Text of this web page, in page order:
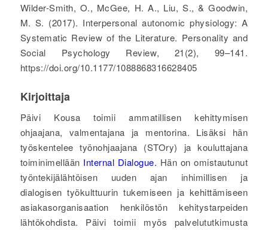
Wilder-Smith, O., McGee, H. A., Liu, S., & Goodwin,
M. S. (2017). Interpersonal autonomic physiology: A
Systematic Review of the Literature. Personality and
Social Psychology Review, 21(2), 99–141.
https://doi.org/10.1177/1088868316628405
Kirjoittaja
Päivi Kousa toimii ammatillisen kehittymisen
ohjaajana, valmentajana ja mentorina. Lisäksi hän
työskentelee työnohjaajana (STOry) ja kouluttajana
toiminimellään Internal Dialogue. Hän on omistautunut
työntekijälähtöisen uuden ajan inhimillisen ja
dialogisen työkulttuurin tukemiseen ja kehittämiseen
asiakasorganisaation henkilöstön kehitystarpeiden
lähtökohdista. Päivi toimii myös palvelututkimusta